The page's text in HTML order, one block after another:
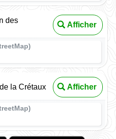
des
Afficher
la Crétaux Afficher